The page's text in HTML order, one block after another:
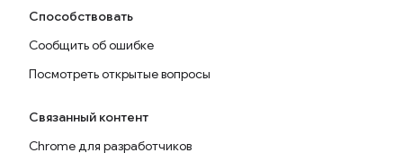
Способствовать
Сообщить об ошибке
Посмотреть открытые вопросы
Связанный контент
Chrome для разработчиков